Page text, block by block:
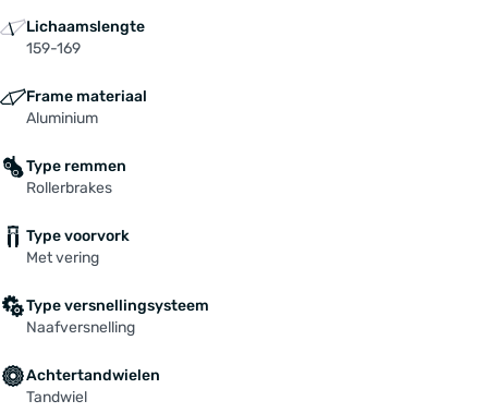
Lichaamslengte
159-169
Frame materiaal
Aluminium
Type remmen
Rollerbrakes
Type voorvork
Met vering
Type versnellingsysteem
Naafversnelling
Achtertandwielen
Tandwiel